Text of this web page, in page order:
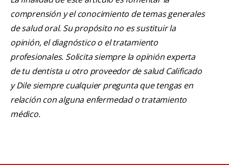
comprensión y el conocimiento de temas generales
de salud oral. Su propósito no es sustituir la
opinión, el diagnóstico o el tratamiento
profesionales. Solicita siempre la opinión experta
de tu dentista u otro proveedor de salud Calificado
y Dile siempre cualquier pregunta que tengas en
relación con alguna enfermedad o tratamiento
médico.